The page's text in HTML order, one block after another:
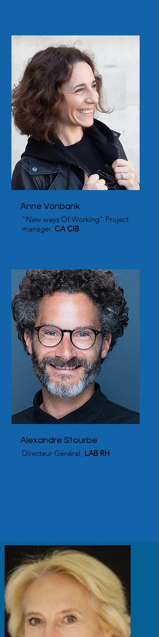
Anne Vonbank
“New ways Of Working” Project
manager, CA CIB
Alexandre Stourbe
Directeur Général, LAB RH